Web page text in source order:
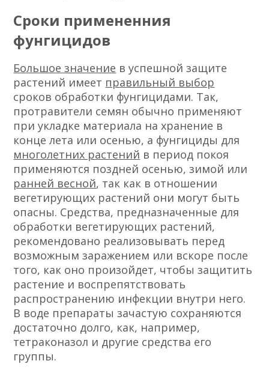
Сроки примененния
фунгицидов
Большое значение в успешной защите
растений имеет правильный выбор
сроков обработки фунгицидами. Так,
протравители семян обычно применяют
при укладке материала на хранение в
конце лета или осенью, а фунгициды для
многолетних растений в период покоя
применяются поздней осенью, зимой или
ранней весной, так как в отношении
вегетирующих растений они могут быть
опасны. Средства, предназначенные для
обработки вегетирующих растений,
рекомендовано реализовывать перед
возможным заражением или вскоре после
того, как оно произойдет, чтобы защитить
растение и воспрепятствовать
распространению инфекции внутри него.
В воде препараты зачастую сохраняются
достаточно долго, как, например,
тетраконазол и другие средства его
группы.